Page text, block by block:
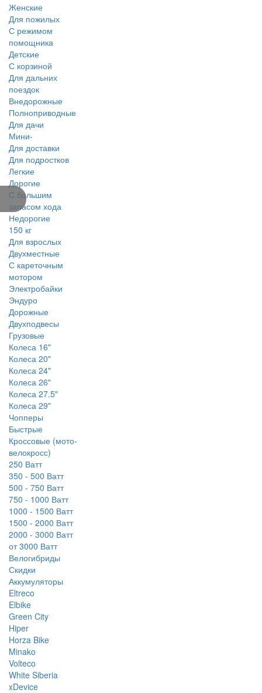
Женские
Для пожилых
С режимом
помощника
Детские
С корзиной
Для дальних
поездок
Внедорожные
Полноприводные
Для дачи
Мини-
Для доставки
Для подростков
Легкие
Дорогие
С большим
запасом хода
Недорогие
150 кг
Для взрослых
Двухместные
С кареточным
мотором
Электробайки
Эндуро
Дорожные
Двухподвесы
Грузовые
Колеса 16"
Колеса 20"
Колеса 24"
Колеса 26"
Колеса 27.5"
Колеса 29"
Чопперы
Быстрые
Кроссовые (мото-
велокросс)
250 Ватт
350 - 500 Ватт
500 - 750 Ватт
750 - 1000 Ватт
1000 - 1500 Ватт
1500 - 2000 Ватт
2000 - 3000 Ватт
от 3000 Ватт
Велогибриды
Скидки
Аккумуляторы
Eltreco
Elbike
Green City
Hiper
Horza Bike
Minako
Volteco
White Siberia
xDevice